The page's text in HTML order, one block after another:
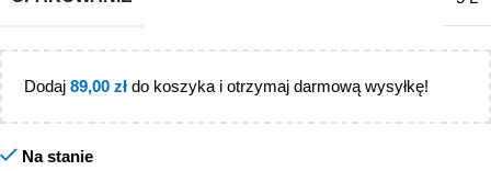
Dodaj 89,00 zł do koszyka i otrzymaj darmową wysyłkę!
Na stanie